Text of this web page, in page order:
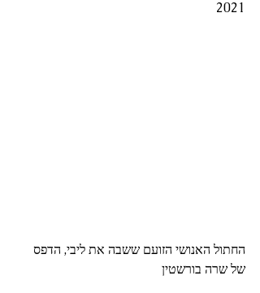
2021
החתול האנושי הזועם ששבה את ליבי, הדפס
של שרה בורשטין